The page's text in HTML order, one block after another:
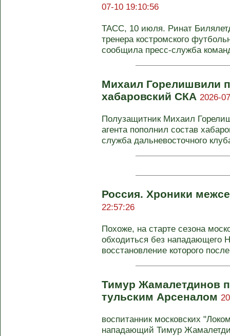
07-10 19:10:56
ТАСС, 10 июля. Ринат
тренера костромского
сообщила пресс-служба
Михаил Горелишвили
хабаровский СКА 2026-
Полузащитник Михаил
агента пополнил состав
служба дальневосточного
Россия. Хроники
22:57:26
Похоже, на старте сезона
обходиться без нападающего
восстановление которого
Тимур Жамалетдинов
тульским Арсеналом
воспитанник московских
нападающий Тимур